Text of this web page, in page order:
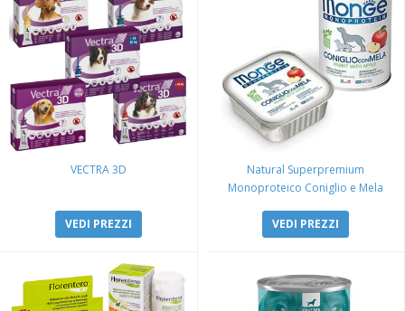
VECTRA 3D
VEDI PREZZI
Natural Superpremium
Monoproteico Coniglio e Mela
VEDI PREZZI